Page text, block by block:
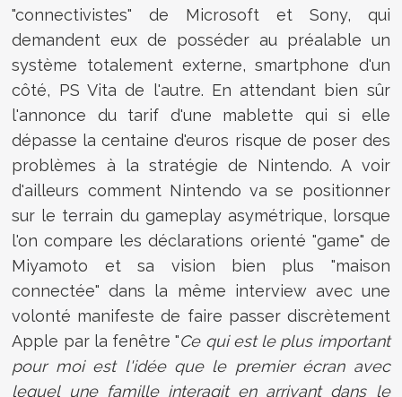
"connectivistes" de Microsoft et Sony, qui
demandent eux de posséder au préalable un
système totalement externe, smartphone d'un
côté, PS Vita de l'autre. En attendant bien sûr
l'annonce du tarif d'une mablette qui si elle
dépasse la centaine d'euros risque de poser des
problèmes à la stratégie de Nintendo. A voir
d'ailleurs comment Nintendo va se positionner
sur le terrain du gameplay asymétrique, lorsque
l'on compare les déclarations orienté "game" de
Miyamoto et sa vision bien plus "maison
connectée" dans la même interview avec une
volonté manifeste de faire passer discrètement
Apple par la fenêtre "Ce qui est le plus important
pour moi est l'idée que le premier écran avec
lequel une famille interagit en arrivant dans le